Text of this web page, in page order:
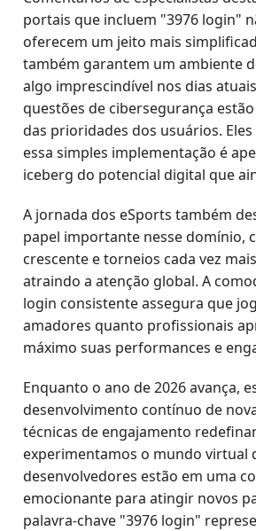
portais que incluem "3976 login"
oferecem um jeito mais
também garantem um ambiente
algo imprescindível nos dias
questões de cibersegurança
das prioridades dos usuários.
essa simples implementação é
iceberg do potencial digital que
A jornada dos eSports também
papel importante nesse domínio,
crescente e torneios cada vez
atraindo a atenção global. A
login consistente assegura que
amadores quanto profissionais
máximo suas performances e
Enquanto o ano de 2026 avança,
desenvolvimento contínuo de
técnicas de engajamento
experimentamos o mundo virtual
desenvolvedores estão em uma
emocionante para atingir novos
palavra-chave "3976 login"